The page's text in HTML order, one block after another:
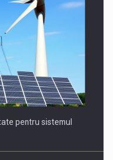
pentru sistemul